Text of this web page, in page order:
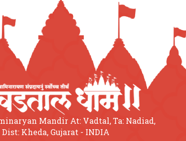
Mandir At: Vadtal, Ta: Nadiad,
Dist: Kheda, Gujarat - INDIA